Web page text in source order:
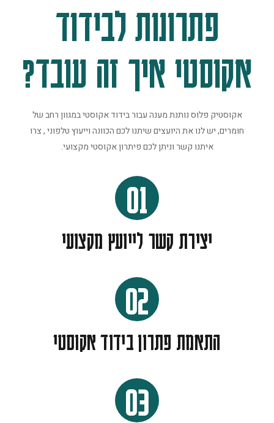
פתרונות לבידוד
אקוסטי איך זה עובד?
אקוסטיק פלוס נותנת מענה עבור בידוד אקוסטי במגוון רחב של
חומרים, יש לנו את היועצים שיתנו לכם הכוונה וייעוץ טלפוני , צרו
איתנו קשר וניתן לכם פיתרון אקוסטי מקצועי.
01
יצירת קשר לייועץ מקצועי
02
התאמת פתרון בידוד אקוסטי
03